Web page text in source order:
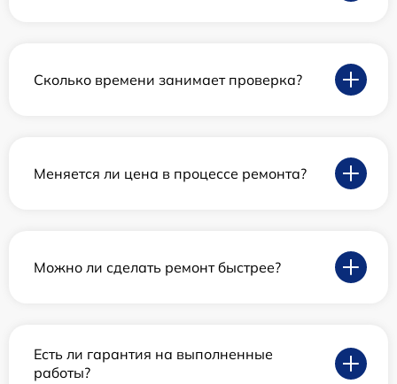
Сколько времени занимает проверка?
Меняется ли цена в процессе ремонта?
Можно ли сделать ремонт быстрее?
Есть ли гарантия на выполненные
работы?